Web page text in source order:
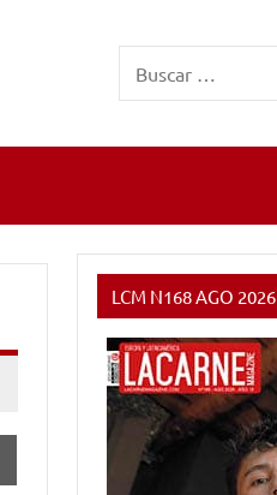
LCM N168 AGO 2026